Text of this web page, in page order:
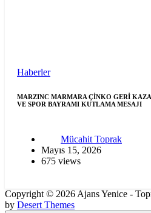
Haberler
MARZINC MARMARA ÇİNKO GERİ
VE SPOR BAYRAMI KUTLAMA MESAJI
Mücahit Toprak
Mayıs 15, 2026
675 views
Copyright © 2026 Ajans Yenice -
by Desert Themes